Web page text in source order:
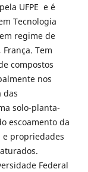
UFPE e é
Tecnologia
regime de
Tem
compostos
nos
das
solo-planta-
escoamento da
e propriedades
Federal